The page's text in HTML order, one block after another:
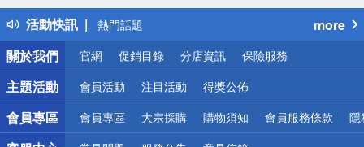
活動快訊
得獎公告
熱門話題
銀行優惠
偏遠地區配送
詐騙網頁！請小心！
more
關於我們
官網 促銷目錄 分店資訊 保險服務
主題活動 會員活動 注目活動 得獎公佈
會員專區 會員專區 大宗採購 購物須知 會員服務條款 隱